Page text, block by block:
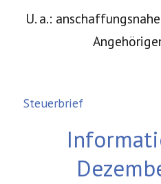
U. a.:
Steuerbrief